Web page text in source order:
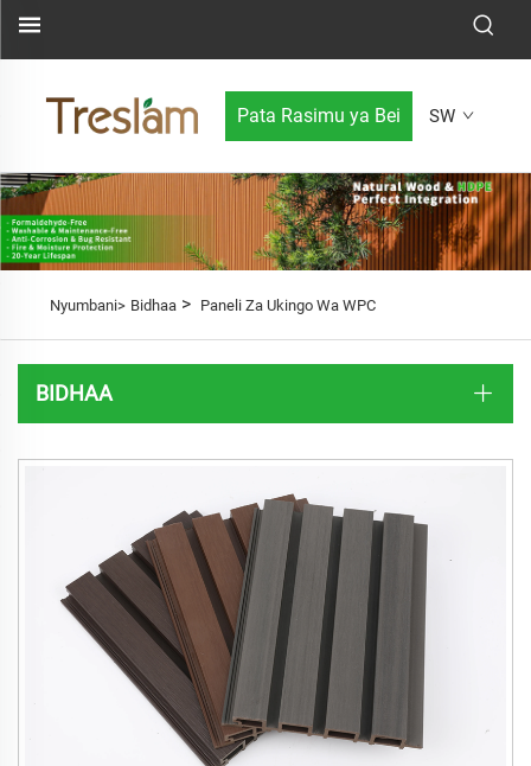
Pata Rasimu ya Bei SW
Nyumbani> Bidhaa> Paneli Za Ukingo Wa WPC
BIDHAA